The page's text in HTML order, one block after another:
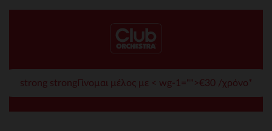
strong strongΓίνομαι μέλος με < wg-1="">€30 /χρόνο*